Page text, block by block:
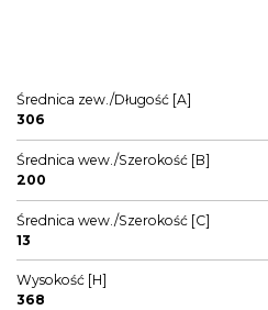
Średnica zew./Długość [A]
306
Średnica wew./Szerokość [B]
200
Średnica wew./Szerokość [C]
13
Wysokość [H]
368